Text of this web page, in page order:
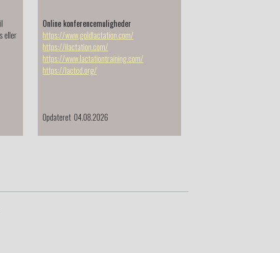
eller
Online konferencemuligheder
https://www.goldlactation.com/
https://ilactation.com/
https://www.lactationtraining.com/
https://lacted.org/
Opdateret 04.08.2026